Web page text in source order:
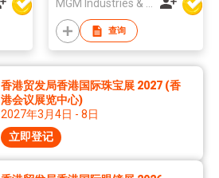
MGM Industries & Company
查询
香港贸发局香港国际珠宝展 2027 (香
港会议展览中心)
2027年3月4日 - 8日
立即登记